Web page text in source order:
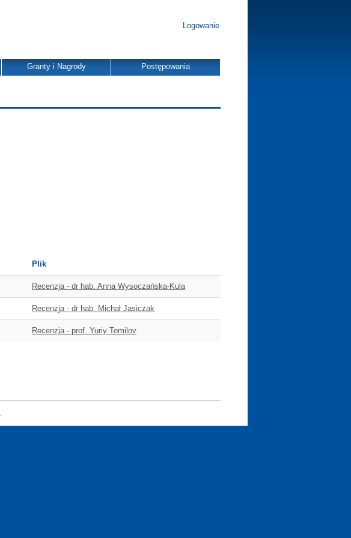
Logowanie
Granty i Nagrody Postępowania
Plik
Recenzja - dr hab. Anna Wysoczańska-Kula
Recenzja - dr hab. Michał Jasiczak
Recenzja - prof. Yuriy Tomilov